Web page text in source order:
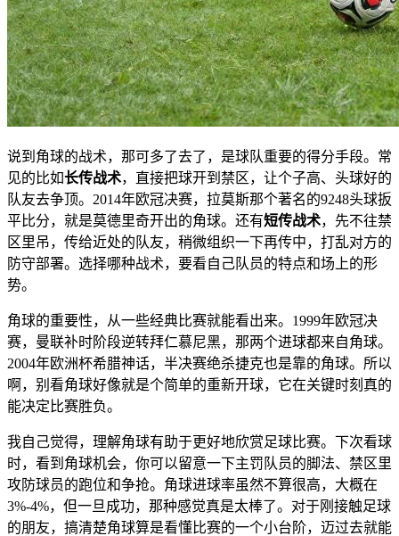
说到角球的战术，那可多了去了，是球队重要的得分手段。常
见的比如长传战术，直接把球开到禁区，让个子高、头球好的
队友去争顶。2014年欧冠决赛，拉莫斯那个著名的9248头球扳
平比分，就是莫德里奇开出的角球。还有短传战术，先不往禁
区里吊，传给近处的队友，稍微组织一下再传中，打乱对方的
防守部署。选择哪种战术，要看自己队员的特点和场上的形
势。
角球的重要性，从一些经典比赛就能看出来。1999年欧冠决
赛，曼联补时阶段逆转拜仁慕尼黑，那两个进球都来自角球。
2004年欧洲杯希腊神话，半决赛绝杀捷克也是靠的角球。所以
啊，别看角球好像就是个简单的重新开球，它在关键时刻真的
能决定比赛胜负。
我自己觉得，理解角球有助于更好地欣赏足球比赛。下次看球
时，看到角球机会，你可以留意一下主罚队员的脚法、禁区里
攻防球员的跑位和争抢。角球进球率虽然不算很高，大概在
3%-4%，但一旦成功，那种感觉真是太棒了。对于刚接触足球
的朋友，搞清楚角球算是看懂比赛的一个小台阶，迈过去就能